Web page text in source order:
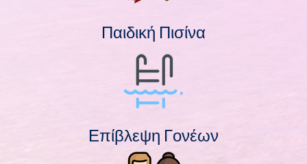
Παιδική Πισίνα
Επίβλεψη Γονέων